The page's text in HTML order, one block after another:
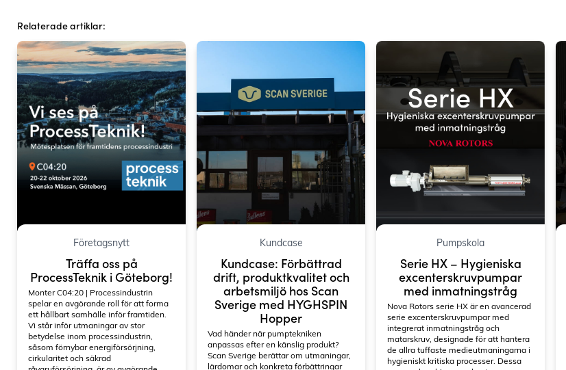
Relaterade artiklar:
Företagsnytt
Träffa oss på
ProcessTeknik i Göteborg!
Monter C04:20 | Processindustrin
spelar en avgörande roll för att forma
ett hållbart samhälle inför framtiden.
Vi står inför utmaningar av stor
betydelse inom processindustrin,
såsom förnybar energiförsörjning,
cirkularitet och säkrad
Kundcase
Kundcase: Förbättrad
drift, produktkvalitet och
arbetsmiljö hos Scan
Sverige med HYGHSPIN
Hopper
Vad händer när pumptekniken
anpassas efter en känslig produkt?
Scan Sverige berättar om utmaningar,
lärdomar och konkreta förbättringar
Pumpskola
Serie HX – Hygieniska
excenterskruvpumpar
med inmatningstråg
Nova Rotors serie HX är en avancerad
serie excenterskruvpumpar med
integrerat inmatningstråg och
matarskruv, designade för att hantera
de allra tuffaste medieutmaningarna i
hygieniskt kritiska processer. Dessa